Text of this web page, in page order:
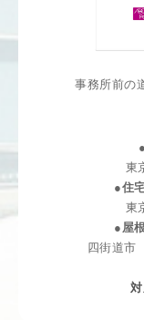
事務所前の
東
●住
東
●屋
四街道市